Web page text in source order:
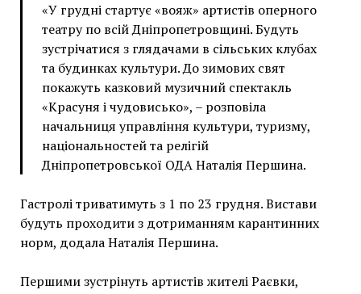
«У грудні стартує «вояж» артистів оперного
театру по всій Дніпропетровщині. Будуть
зустрічатися з глядачами в сільських клубах
та будинках культури. До зимових свят
покажуть казковий музичний спектакль
«Красуня і чудовисько», – розповіла
начальниця управління культури, туризму,
національностей та релігій
Дніпропетровської ОДА Наталія Першина.
Гастролі триватимуть з 1 по 23 грудня. Вистави
будуть проходити з дотриманням карантинних
норм, додала Наталія Першина.
Першими зустрінуть артистів жителі Раєвки,